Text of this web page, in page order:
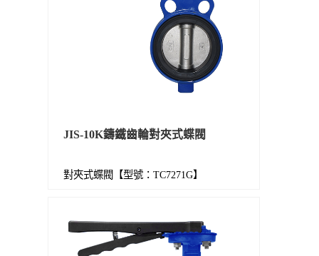
JIS-10K鑄鐵齒輪對夾式蝶閥
對夾式蝶閥【型號：TC7271G】